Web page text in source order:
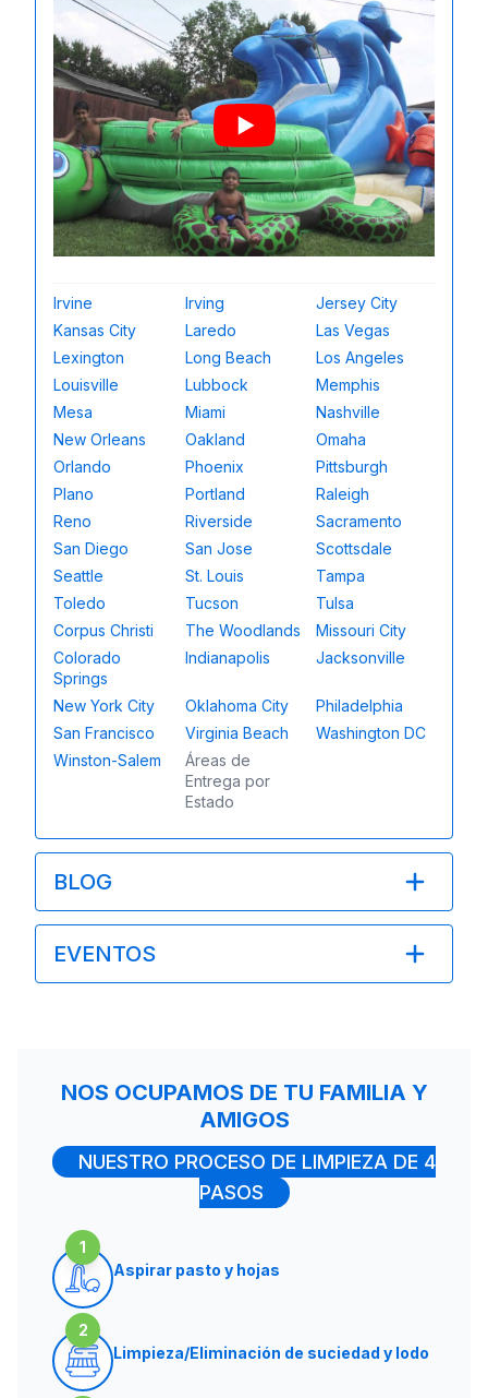
Irvine Irving
Jersey City
Kansas City
Laredo
Las Vegas
Lexington
Long Beach
Los Angeles
Louisville
Lubbock
Memphis
Mesa
Miami
Nashville
New Orleans
Oakland
Omaha
Orlando
Phoenix
Pittsburgh
Plano
Portland
Raleigh
Reno
Riverside
Sacramento
San Diego
San Jose
Scottsdale
Seattle
St. Louis
Tampa
Toledo
Tucson
Tulsa
Corpus Christi
The Woodlands
Missouri City
Colorado
Springs
Indianapolis Jacksonville
New York City Oklahoma City
Philadelphia
San Francisco
Virginia Beach
Washington DC
Winston-Salem
Áreas de
Entrega por
Estado
BLOG
EVENTOS
NOS OCUPAMOS DE TU FAMILIA Y
AMIGOS
NUESTRO PROCESO DE LIMPIEZA DE 4
PASOS
1
Aspirar pasto y hojas
2
Limpieza/Eliminación de suciedad y lodo